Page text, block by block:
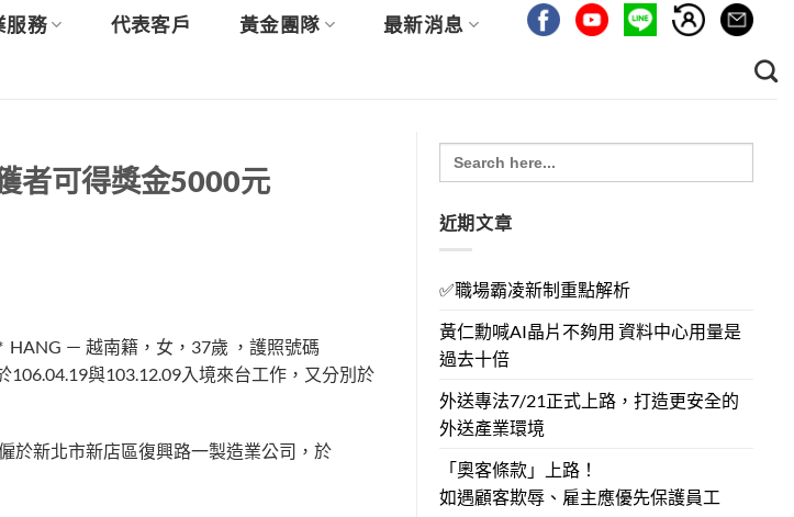
服務 代表客戶 黃金團隊 最新消息
者可得獎金5000元
－ 越南籍，女，37歲 ，護照號碼
與103.12.09入境來台工作，又分別於
於新北市新店區復興路一製造業公司，於
Search
for:
近期文章
✅職場霸凌新制重點解析
黃仁勳喊AI晶片不夠用 資料中心用量是
過去十倍
外送專法7/21正式上路，打造更安全的
外送產業環境
「奧客條款」上路！
如遇顧客欺辱、雇主應優先保護員工